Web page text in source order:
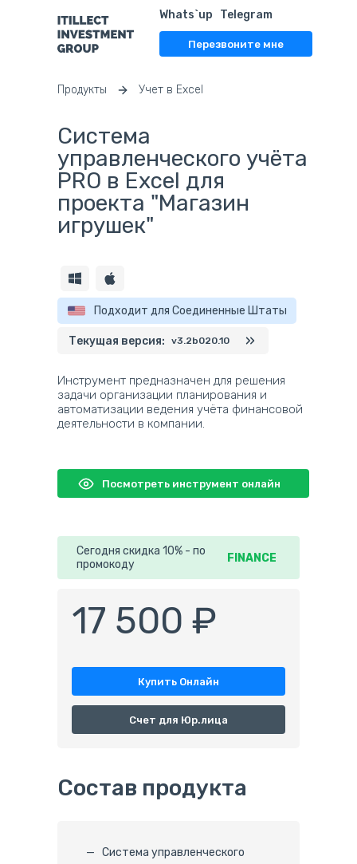
Whats`up Telegram
Перезвоните мне
Продукты Учет в Excel
Система
управленческого учёта
PRO в Excel для
проекта "Магазин
игрушек"
Подходит для Соединенные Штаты
Текущая версия: v3.2b020.10
Инструмент предназначен для решения
задачи организации планирования и
автоматизации ведения учёта финансовой
деятельности в компании.
Посмотреть инструмент онлайн
Сегодня скидка 10% - по
промокоду
FINANCE
17 500 ₽
Купить Онлайн
Счет для Юр.лица
Состав продукта
Система управленческого